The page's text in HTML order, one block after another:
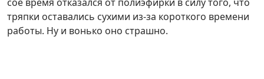
тряпки оставались сухими из-за короткого времени
работы. Ну и вонько оно страшно.